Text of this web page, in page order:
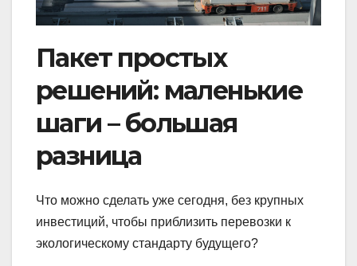
Пакет простых
решений: маленькие
шаги – большая
разница
Что можно сделать уже сегодня, без крупных
инвестиций, чтобы приблизить перевозки к
экологическому стандарту будущего?